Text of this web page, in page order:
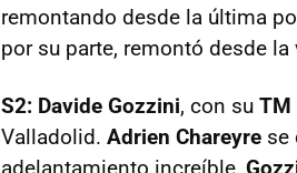
remontando desde la última
por su parte, remontó desde
S2: Davide Gozzini, con su TM
Valladolid. Adrien Chareyre se
adelantamiento increíble,